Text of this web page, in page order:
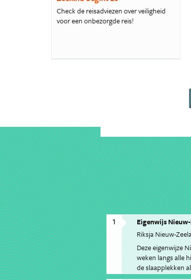
Check de reisadviezen over veiligheid
voor een onbezorgde reis!
1
Eigenwijs
Riksja Nieuw-
Deze eigenwijze
weken langs alle
de slaapplekken
portemonnee.